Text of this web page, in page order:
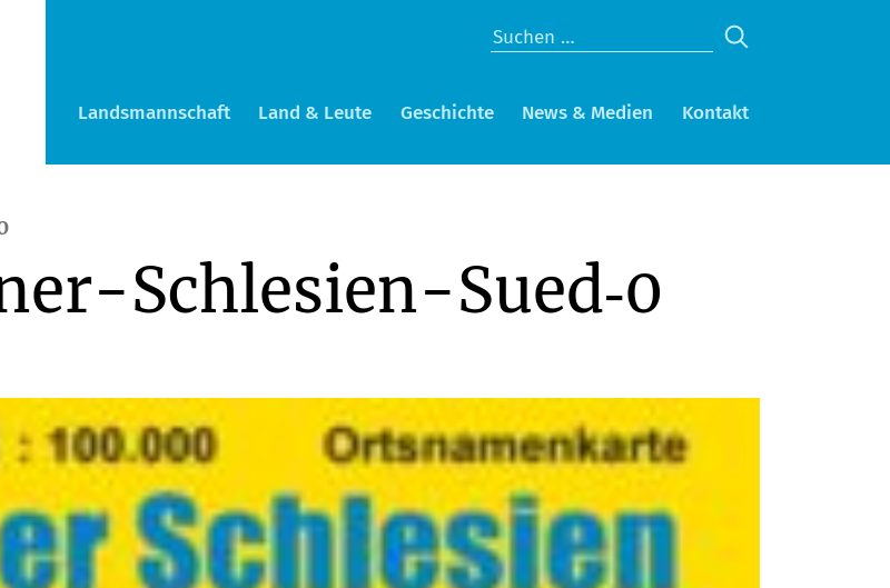
Landsmannschaft Land & Leute Geschichte News & Medien Kontakt
Schlesien-Sued‑0